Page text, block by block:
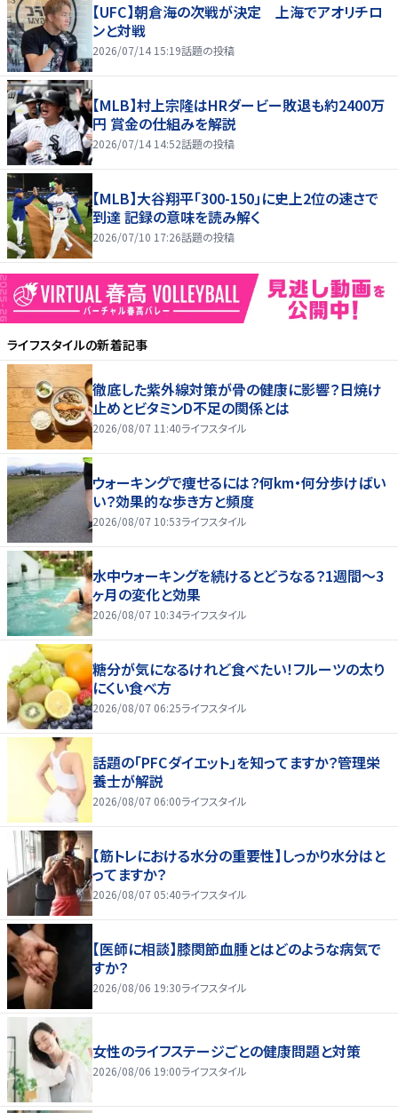
【UFC】朝倉海の次戦が決定 上海でアオリチロ
ンと対戦
2026/07/14 15:19話題の投稿
【MLB】村上宗隆はHRダービー敗退も約2400万
円 賞金の仕組みを解説
2026/07/14 14:52話題の投稿
【MLB】大谷翔平「300-150」に史上2位の速さで
到達 記録の意味を読み解く
2026/07/10 17:26話題の投稿
ライフスタイルの新着記事
徹底した紫外線対策が骨の健康に影響？日焼け
止めとビタミンD不足の関係とは
2026/08/07 11:40ライフスタイル
ウォーキングで痩せるには？何km・何分歩けばい
い？効果的な歩き方と頻度
2026/08/07 10:53ライフスタイル
水中ウォーキングを続けるとどうなる？1週間～3
ヶ月の変化と効果
2026/08/07 10:34ライフスタイル
糖分が気になるけれど食べたい！フルーツの太り
にくい食べ方
2026/08/07 06:25ライフスタイル
話題の「PFCダイエット」を知ってますか？管理栄
養士が解説
2026/08/07 06:00ライフスタイル
【筋トレにおける水分の重要性】しっかり水分はと
ってますか？
2026/08/07 05:40ライフスタイル
【医師に相談】膝関節血腫とはどのような病気で
すか？
2026/08/06 19:30ライフスタイル
女性のライフステージごとの健康問題と対策
2026/08/06 19:00ライフスタイル